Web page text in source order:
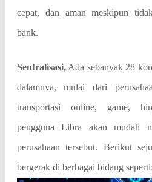
cepat, dan aman meskipun
bank.
Sentralisasi,Ada sebanyak 28
dalamnya, mulai dari
transportasi online, game,
pengguna Libra akan mudah
perusahaan tersebut. Berikut
bergerak di berbagai bidang seperti: